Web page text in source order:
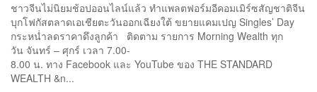
ชาวจีนไม่นิยมช้อปออนไลน์แล้ว ทำแพลตฟอร์มอีคอมเมิร์ซสัญชาติจีน
บุกโฟกัสตลาดเอเชียตะวันออกเฉียงใต้ ขยายแคมเปญ Singles’ Day
กระหน่ำลดราคาดึงลูกค้า ติดตาม รายการ Morning Wealth ทุก
วัน จันทร์ – ศุกร์ เวลา 7.00-
8.00 น. ทาง Facebook และ YouTube ของ THE STANDARD
WEALTH &n...